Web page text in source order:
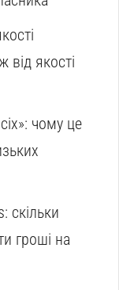
від якості
чому це
скільки
гроші на